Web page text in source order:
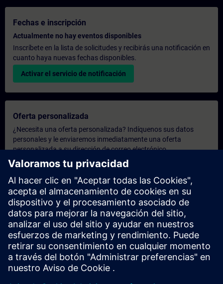
Fechas e inscripción
Actualmente no hay eventos disponibles
Inscríbete en la lista de solicitudes y recibirás una notificación en
cuanto haya nuevas fechas disponibles.
Activar el servicio de notificación
Oferta personalizada
¿Necesita una oferta personalizada? Indíquenos sus datos
personales y le enviaremos inmediatamente una oferta
personalizada a su dirección de correo electrónico.
Enviar una oferta personal
Solicitar presupuesto exclusivo
¿Necesita una formación más especializada y busca un
presupuesto para una formación exclusiva, ya sea presencial,
virtual o en un centro de formación SITRAIN? Tras facilitarnos
sus datos personales y sus necesidades formativas, le
enviaremos un presupuesto personalizado.